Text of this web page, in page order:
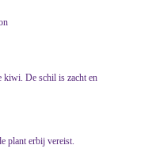
kiwi. De schil is zacht en
plant erbij vereist.